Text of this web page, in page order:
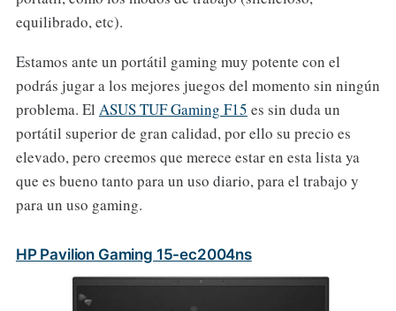
equilibrado, etc).
Estamos ante un portátil gaming muy potente con el
podrás jugar a los mejores juegos del momento sin ningún
problema. El ASUS TUF Gaming F15 es sin duda un
portátil superior de gran calidad, por ello su precio es
elevado, pero creemos que merece estar en esta lista ya
que es bueno tanto para un uso diario, para el trabajo y
para un uso gaming.
HP Pavilion Gaming 15-ec2004ns